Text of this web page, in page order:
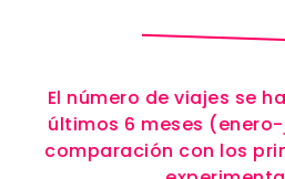
El número de viajes se
últimos 6 meses
comparación con los